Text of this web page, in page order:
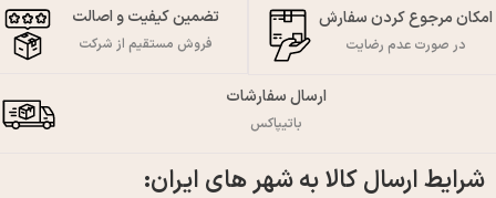
امکان مرجوع کردن سفارش
در صورت عدم رضایت
تضمین کیفیت و اصالت
فروش مستقیم از شرکت
ارسال سفارشات
باتیپاکس
شرایط ارسال کالا به شهر های ایران: